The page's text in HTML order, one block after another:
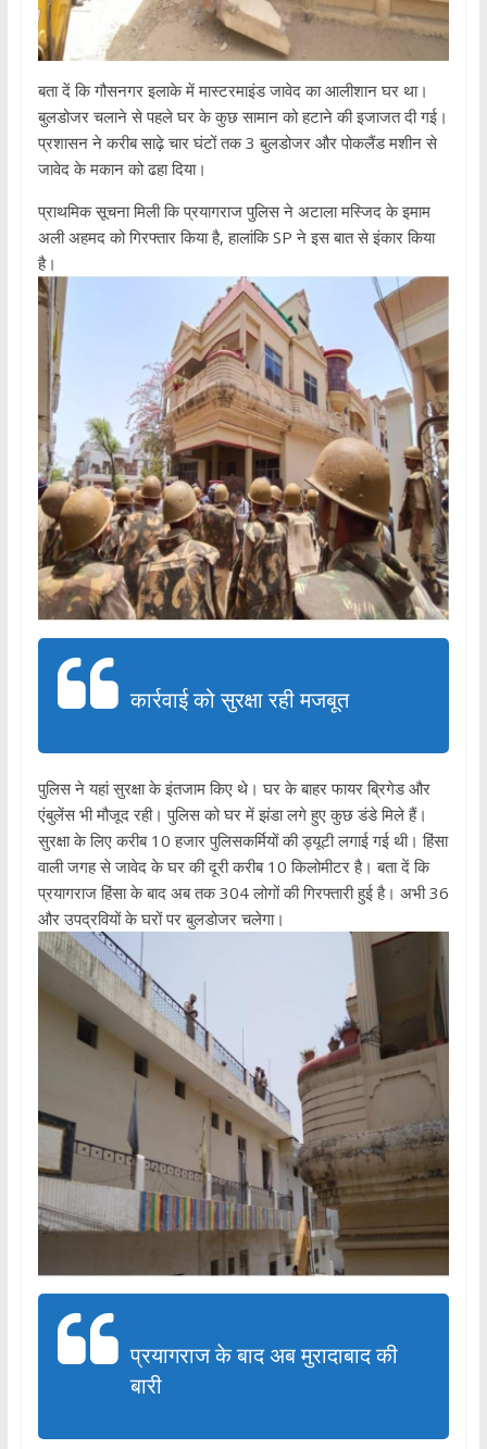
बता दें कि गौसनगर इलाके में मास्टरमाइंड जावेद का आलीशान घर था।
बुलडोजर चलाने से पहले घर के कुछ सामान को हटाने की इजाजत दी गई।
प्रशासन ने करीब साढ़े चार घंटों तक 3 बुलडोजर और पोकलैंड मशीन से
जावेद के मकान को ढहा दिया।
प्राथमिक सूचना मिली कि प्रयागराज पुलिस ने अटाला मस्जिद के इमाम
अली अहमद को गिरफ्तार किया है, हालांकि SP ने इस बात से इंकार किया
है।
कार्रवाई को सुरक्षा रही मजबूत
पुलिस ने यहां सुरक्षा के इंतजाम किए थे। घर के बाहर फायर ब्रिगेड और
एंबुलेंस भी मौजूद रही। पुलिस को घर में झंडा लगे हुए कुछ डंडे मिले हैं।
सुरक्षा के लिए करीब 10 हजार पुलिसकर्मियों की ड्यूटी लगाई गई थी। हिंसा
वाली जगह से जावेद के घर की दूरी करीब 10 किलोमीटर है। बता दें कि
प्रयागराज हिंसा के बाद अब तक 304 लोगों की गिरफ्तारी हुई है। अभी 36
और उपद्रवियों के घरों पर बुलडोजर चलेगा।
प्रयागराज के बाद अब मुरादाबाद की
बारी